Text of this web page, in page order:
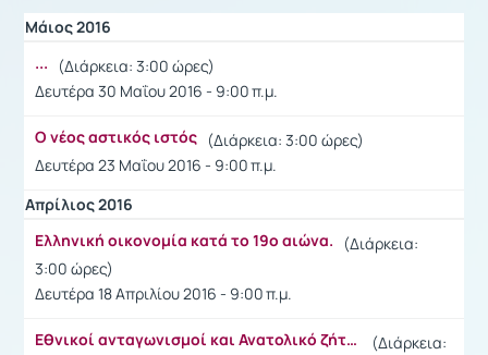
Μάιος 2016
... (Διάρκεια: 3:00 ώρες)
Δευτέρα 30 Μαΐου 2016 - 9:00 π.μ.
Ο νέος αστικός ιστός (Διάρκεια: 3:00 ώρες)
Δευτέρα 23 Μαΐου 2016 - 9:00 π.μ.
Απρίλιος 2016
Ελληνική οικονομία κατά το 19ο αιώνα. (Διάρκεια:
3:00 ώρες)
Δευτέρα 18 Απριλίου 2016 - 9:00 π.μ.
Εθνικοί ανταγωνισμοί και Ανατολικό ζήτημα
(Διάρκεια: